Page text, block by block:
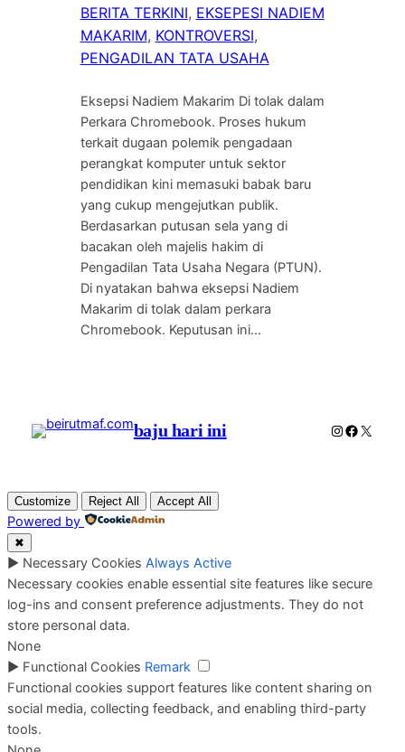
BERITA TERKINI, EKSEPESI NADIEM
MAKARIM, KONTROVERSI
PENGADILAN TATA USAHA
Eksepsi Nadiem Makarim Di tolak dalam
Perkara Chromebook. Proses hukum
terkait dugaan polemik pengadaan
perangkat komputer untuk sektor
pendidikan kini memasuki babak baru
yang cukup mengejutkan publik.
Berdasarkan putusan sela yang di
bacakan oleh majelis hakim di
Pengadilan Tata Usaha Negara (PTUN).
Di nyatakan bahwa eksepsi Nadiem
Makarim di tolak dalam perkara
Chromebook. Keputusan ini…
baju hari ini Instagram
X
Customize Reject All Accept All
Powered by
✖
► Necessary Cookies Always Active
Necessary cookies enable essential site features like secure
log-ins and consent preference adjustments. They do not
store personal data.
None
► Functional Cookies Remark
Functional cookies support features like content sharing on
social media, collecting feedback, and enabling third-party
tools.